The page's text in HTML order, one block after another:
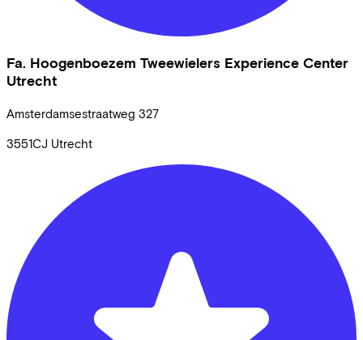
Fa. Hoogenboezem Tweewielers Experience Center
Utrecht
Amsterdamsestraatweg 327
3551CJ Utrecht